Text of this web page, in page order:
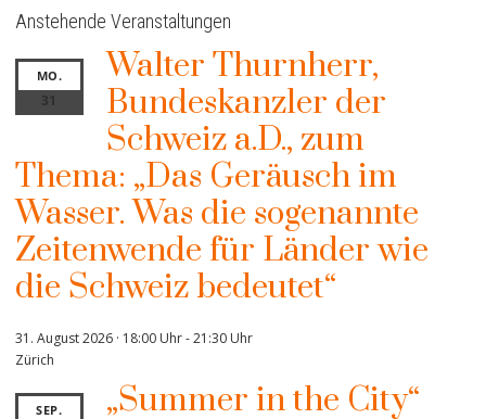
Anstehende Veranstaltungen
MO.
31
Walter Thurnherr,
Bundeskanzler der
Schweiz a.D., zum
Thema: „Das Geräusch im
Wasser. Was die sogenannte
Zeitenwende für Länder wie
die Schweiz bedeutet“
31. August 2026 · 18:00 Uhr-21:30 Uhr
Zürich
SEP.
„Summer in the City“